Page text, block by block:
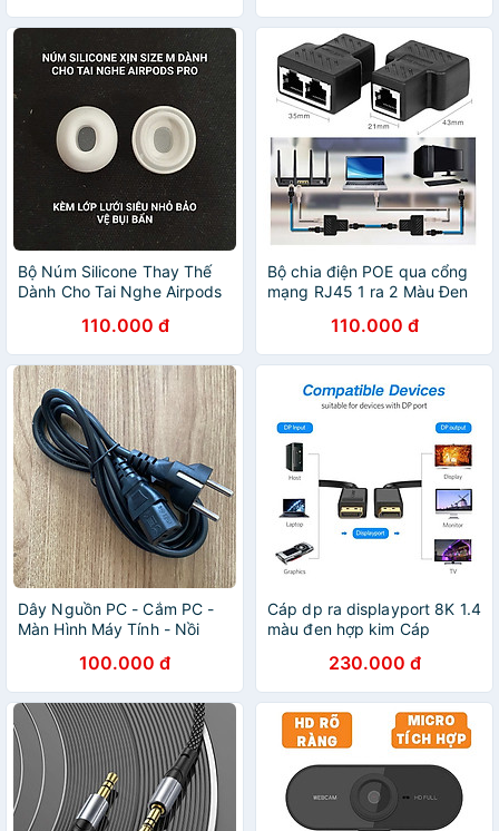
Bộ Núm Silicone Thay Thế
Dành Cho Tai Nghe Airpods
Nhập Khẩu110.000 đ
Bộ chia điện POE qua cổng
mạng RJ45 1 ra 2 Màu Đen
110.000 đ
Dây Nguồn PC - Cắm PC -
Màn Hình Máy Tính - Nồi
, màu Đen100.000 đ
Cáp dp ra displayport 8K 1.4
màu đen hợp kim Cáp
DisplayPort 1.4
8K/60Hz/32,4Gbps - Dây
Cáp DP to DP - Dài 1.8m
Dùng Cho Tivi / Máy Tính /
Playstation - Hàng Nhập
Khẩu
230.000 đ